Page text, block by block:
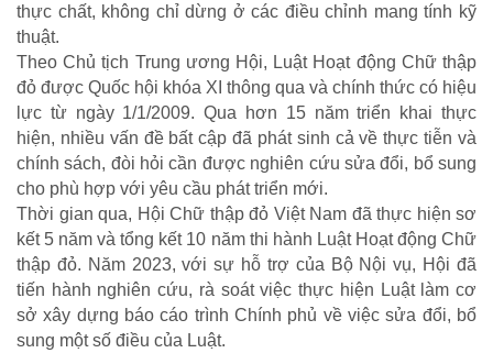
TRÁCH NHIỆM CỘNG ĐỒNG
Doanh nghiệp - Doanh nhân
Mô hình tiêu biểu
thực chất, không chỉ dừng ở các điều chỉnh mang tính kỹ
thuật.
Theo Chủ tịch Trung ương Hội, Luật Hoạt động Chữ thập
đỏ được Quốc hội khóa XI thông qua và chính thức có hiệu
lực từ ngày 1/1/2009. Qua hơn 15 năm triển khai thực
hiện, nhiều vấn đề bất cập đã phát sinh cả về thực tiễn và
chính sách, đòi hỏi cần được nghiên cứu sửa đổi, bổ sung
cho phù hợp với yêu cầu phát triển mới.
Thời gian qua, Hội Chữ thập đỏ Việt Nam đã thực hiện sơ
kết 5 năm và tổng kết 10 năm thi hành Luật Hoạt động Chữ
thập đỏ. Năm 2023, với sự hỗ trợ của Bộ Nội vụ, Hội đã
tiến hành nghiên cứu, rà soát việc thực hiện Luật làm cơ
sở xây dựng báo cáo trình Chính phủ về việc sửa đổi, bổ
sung một số điều của Luật.